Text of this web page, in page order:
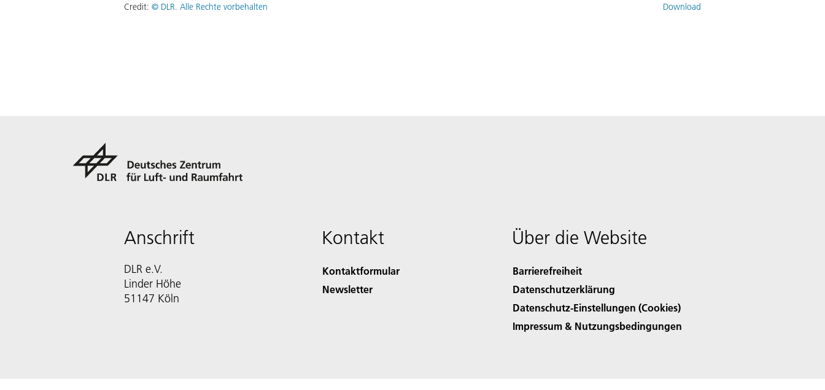
Credit: © DLR. Alle Rechte vorbehalten Download
Anschrift
DLR e.V.
Linder Höhe
51147 Köln
Kontakt
Kontaktformular
Newsletter
Über die Website
Barrierefreiheit
Datenschutzerklärung
Datenschutz-Einstellungen (Cookies)
Impressum & Nutzungsbedingungen